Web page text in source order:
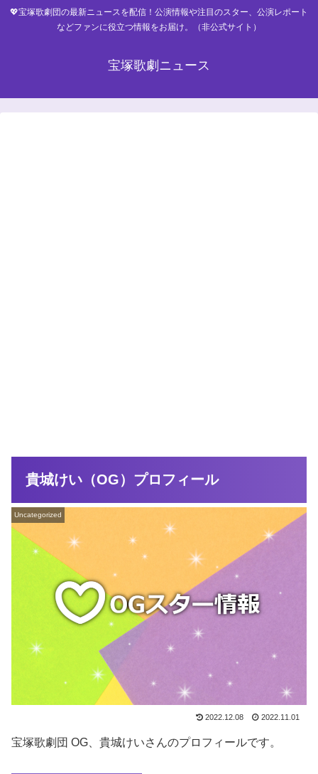
💖宝塚歌劇団の最新ニュースを配信！公演情報や注目のスター、公演レポート
などファンに役立つ情報をお届け。（非公式サイト）
宝塚歌劇ニュース
貴城けい（OG）プロフィール
Uncategorized
2022.12.08 2022.11.01
宝塚歌劇団 OG、貴城けいさんのプロフィールです。